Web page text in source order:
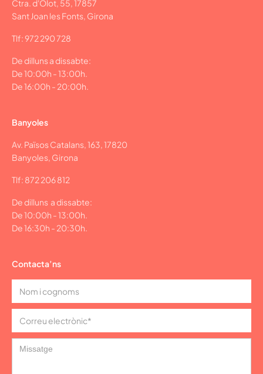
Ctra. d'Olot, 55, 17857
Sant Joan les Fonts, Girona
Tlf: 972 290 728
De dilluns a dissabte:
De 10:00h - 13:00h.
De 16:00h - 20:00h.
Banyoles
Av. Països Catalans, 163, 17820
Banyoles, Girona
Tlf: 872 206 812
De dilluns a dissabte:
De 10:00h - 13:00h.
De 16:30h - 20:30h.
Contacta’ns